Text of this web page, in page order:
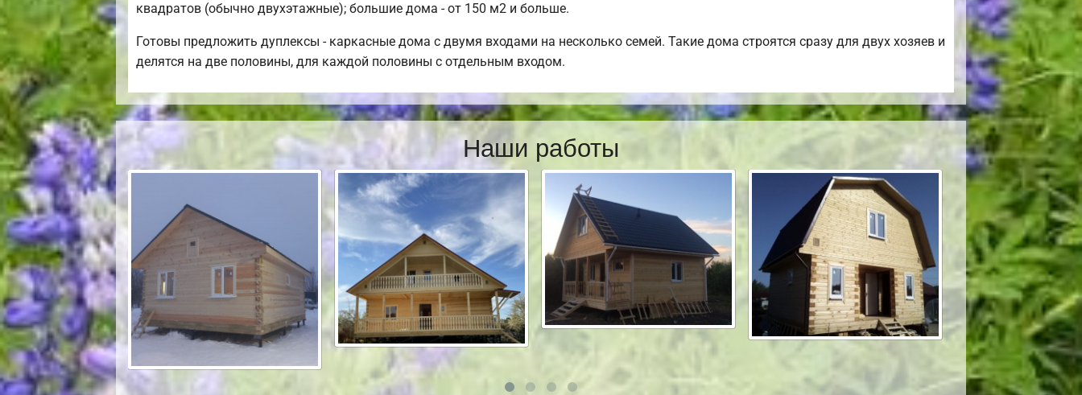
квадратов (обычно двухэтажные); большие дома - от 150 м2 и больше.
Готовы предложить дуплексы - каркасные дома с двумя входами на несколько семей. Такие дома строятся сразу для двух хозяев и
делятся на две половины, для каждой половины с отдельным входом.
Наши работы